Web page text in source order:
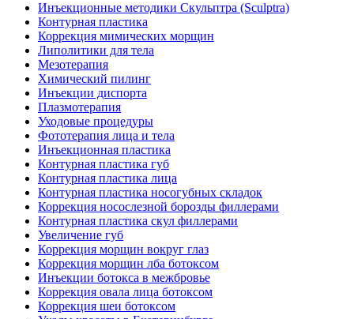
Инъекционные методики Скульптра (Sculptra)
Контурная пластика
Коррекция мимических морщин
Липолитики для тела
Мезотерапия
Химический пилинг
Инъекции диспорта
Плазмотерапия
Уходовые процедуры
Фототерапия лица и тела
Инъекционная пластика
Контурная пластика губ
Контурная пластика лица
Контурная пластика носогубных складок
Коррекция носослезной борозды филлерами
Контурная пластика скул филлерами
Увеличение губ
Коррекция морщин вокруг глаз
Коррекция морщин лба ботоксом
Инъекции ботокса в межбровье
Коррекция овала лица ботоксом
Коррекция шеи ботоксом